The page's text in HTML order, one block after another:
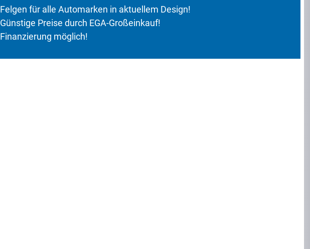
Felgen für alle Automarken in aktuellem Design!
Günstige Preise durch EGA-Großeinkauf!
Finanzierung möglich!